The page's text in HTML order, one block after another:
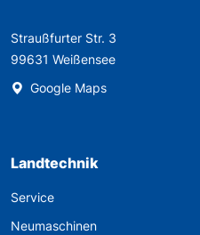
Straußfurter Str. 3
99631 Weißensee
Google Maps
Landtechnik
Service
Neumaschinen